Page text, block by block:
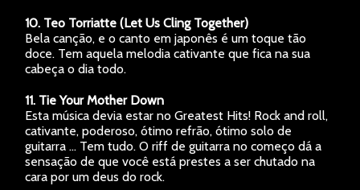
10. Teo Torriatte (Let Us Cling Together)
Bela canção, e o canto em japonês é um toque tão
doce. Tem aquela melodia cativante que fica na sua
cabeça o dia todo.
11. Tie Your Mother Down
Esta música devia estar no Greatest Hits! Rock and roll,
cativante, poderoso, ótimo refrão, ótimo solo de
guitarra … Tem tudo. O riff de guitarra no começo dá a
sensação de que você está prestes a ser chutado na
cara por um deus do rock.